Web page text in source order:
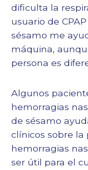
dificulta la
usuario de
sésamo me
máquina,
persona es
Algunos
hemorragias
de sésamo
clínicos sobre la
hemorragias
ser útil para el